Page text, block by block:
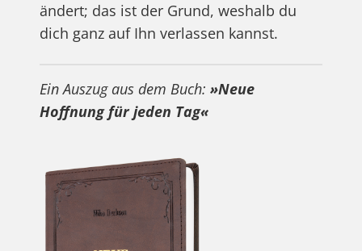
ändert; das ist der Grund, weshalb du
dich ganz auf Ihn verlassen kannst.
Ein Auszug aus dem Buch: »Neue
Hoffnung für jeden Tag«